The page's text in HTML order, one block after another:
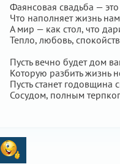
Фаянсовая свадьба — это
Что наполняет жизнь
А мир — как стол, что
Тепло, любовь,
Пусть вечно будет дом
Которую разбить жизнь
Пусть станет годовщина
Сосудом, полным